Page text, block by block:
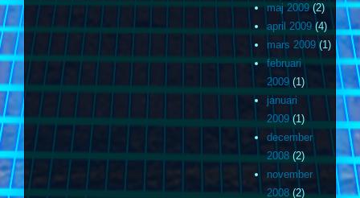
maj 2009(2)
april 2009(4)
mars 2009(1)
februari
2009(1)
januari
2009(1)
december
2008(2)
november
2008(2)